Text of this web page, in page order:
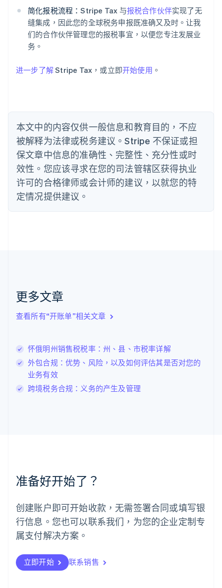
简化报税流程：Stripe Tax 与报税合作伙伴实现了无
缝集成，因此您的全球税务申报既准确又及时。让我
们的合作伙伴管理您的报税事宜，以便您专注发展业
务。
进一步了解Stripe Tax，或立即开始使用 。
本文中的内容仅供一般信息和教育目的，不应
被解释为法律或税务建议。Stripe 不保证或担
保文章中信息的准确性、完整性、充分性或时
效性。您应该寻求在您的司法管辖区获得执业
许可的合格律师或会计师的建议，以就您的特
定情况提供建议。
更多文章
查看所有“开账单”相关文章
怀俄明州销售税税率：州、县、市税率详解
外包合规：优势、风险，以及如何评估其是否对您的
业务有效
跨境税务合规：义务的产生及管理
准备好开始了？
创建账户即可开始收款，无需签署合同或填写银
行信息。您也可以联系我们，为您的企业定制专
属支付解决方案。
立即开始 联系销售
爱沙尼亚
English
奥地利
DeutschEnglish
澳大利亚
巴西
比利时
波兰
English
丹麦
English
德国
DeutschEnglish
法国
FrançaisEnglish
芬兰
克罗地亚
EnglishItaliano
拉脱维亚
English
列支敦士登
DeutschEnglish
卢森堡
Français Deutsch
罗马尼亚
墨西哥
EspañolEnglish
English
葡萄牙
PortuguêsEnglish
日本
瑞典
Svenska English
瑞士